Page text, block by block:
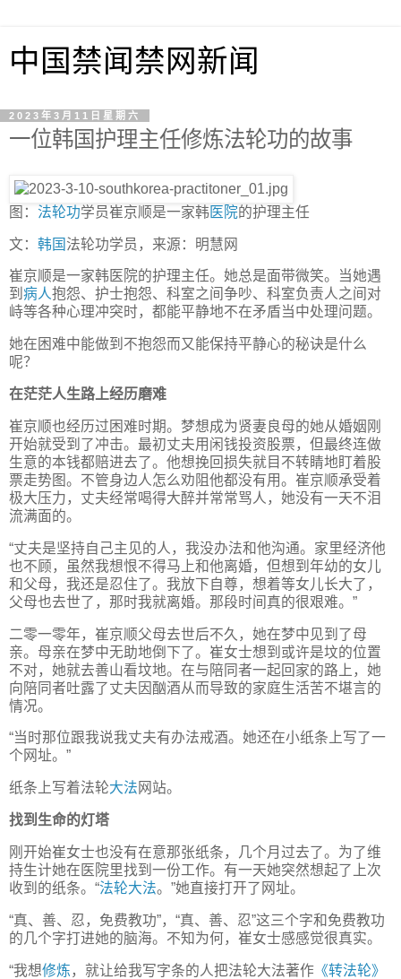
中国禁闻禁网新闻
2023年3月11日星期六
一位韩国护理主任修炼法轮功的故事
图： 法轮功学员崔京顺是一家韩 医院的护理主任
文： 韩国 法轮功学员，来源：明慧网
崔京顺是一家韩医院的护理主任。她总是面带微笑。当她遇
到 病人抱怨、护士抱怨、科室之间争吵、科室负责人之间对
峙等各种心理冲突时，都能平静地不在矛盾当中处理问题。
她在困难中能做到不抱怨而又能保持平静心的秘诀是什么
呢？
在茫茫人生路上经历磨难
崔京顺也经历过困难时期。梦想成为贤妻良母的她从婚姻刚
开始就受到了冲击。最初丈夫用闲钱投资股票，但最终连做
生意的本钱都赔进去了。他想挽回损失就目不转睛地盯着股
票走势图。不管身边人怎么劝阻他都没有用。崔京顺承受着
极大压力，丈夫经常喝得大醉并常常骂人，她没有一天不泪
流满面的。
“丈夫是坚持自己主见的人，我没办法和他沟通。家里经济他
也不顾，虽然我想恨不得马上和他离婚，但想到年幼的女儿
和父母，我还是忍住了。我放下自尊，想着等女儿长大了，
父母也去世了，那时我就离婚。那段时间真的很艰难。”
二零一零年，崔京顺父母去世后不久，她在梦中见到了母
亲。母亲在梦中无助地倒下了。崔女士想到或许是坟的位置
不对，她就去善山看坟地。在与陪同者一起回家的路上，她
向陪同者吐露了丈夫因酗酒从而导致的家庭生活苦不堪言的
情况。
“当时那位跟我说我丈夫有办法戒酒。她还在小纸条上写了一
个网址。”
纸条上写着法轮大法 网站。
找到生命的灯塔
刚开始崔女士也没有在意那张纸条，几个月过去了。为了维
持生计她在医院里找到一份工作。有一天她突然想起了上次
收到的纸条。“法轮大法。”她直接打开了网址。
“真、善、忍，免费教功”，“真、善、忍”这三个字和免费教功
的几个字打进她的脑海。不知为何，崔女士感感觉很真实。
“我想修炼，就让给我写字条的人把法轮大法著作 《转法轮》